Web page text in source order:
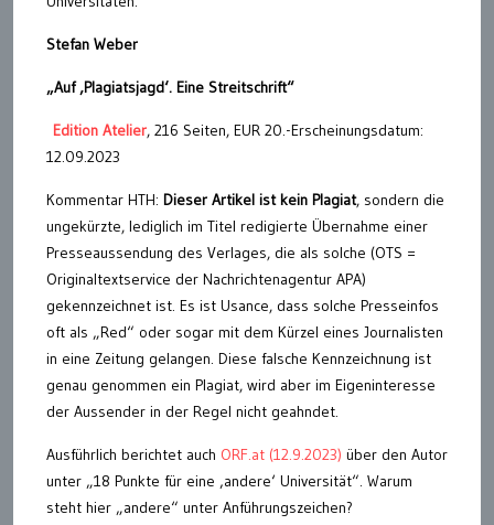
Stefan Weber
„Auf ‚Plagiatsjagd‘. Eine Streitschrift“
Edition Atelier, 216 Seiten, EUR 20.-Erscheinungsdatum:
12.09.2023
Kommentar HTH: Dieser Artikel ist kein Plagiat, sondern die
ungekürzte, lediglich im Titel redigierte Übernahme einer
Presseaussendung des Verlages, die als solche (OTS =
Originaltextservice der Nachrichtenagentur APA)
gekennzeichnet ist. Es ist Usance, dass solche Presseinfos
oft als „Red“ oder sogar mit dem Kürzel eines Journalisten
in eine Zeitung gelangen. Diese falsche Kennzeichnung ist
genau genommen ein Plagiat, wird aber im Eigeninteresse
der Aussender in der Regel nicht geahndet.
Ausführlich berichtet auch ORF.at (12.9.2023) über den Autor
unter „18 Punkte für eine ‚andere‘ Universität“. Warum
steht hier „andere“ unter Anführungszeichen?